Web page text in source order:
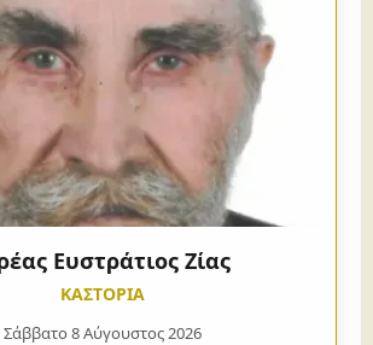
Ευστράτιος Ζίας
ΚΑΣΤΟΡΙΑ
Σάββατο 8 Αύγουστος 2026